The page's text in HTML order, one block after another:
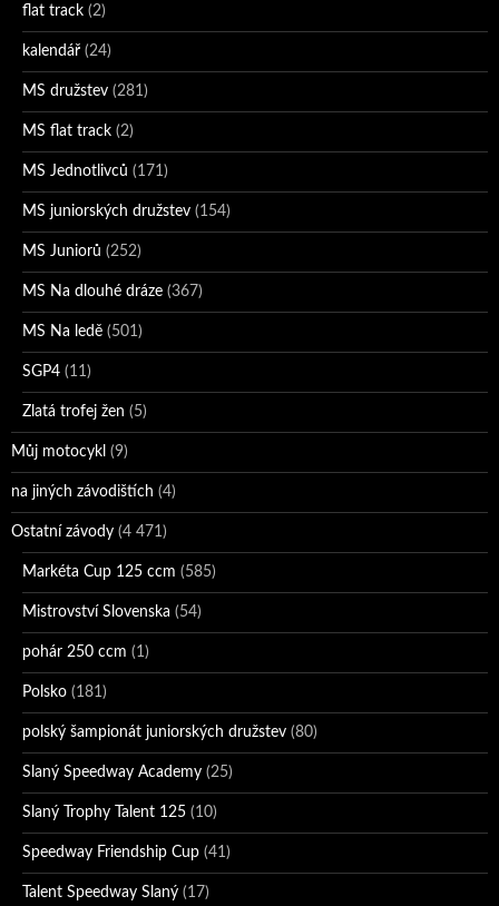
flat track (2)
kalendář (24)
MS družstev (281)
MS flat track (2)
MS Jednotlivců (171)
MS juniorských družstev (154)
MS Juniorů (252)
MS Na dlouhé dráze (367)
MS Na ledě (501)
SGP4 (11)
Zlatá trofej žen (5)
Můj motocykl (9)
na jiných závodištích (4)
Ostatní závody (4 471)
Markéta Cup 125 ccm (585)
Mistrovství Slovenska (54)
pohár 250 ccm (1)
Polsko (181)
polský šampionát juniorských družstev (80)
Slaný Speedway Academy (25)
Slaný Trophy Talent 125 (10)
Speedway Friendship Cup (41)
Talent Speedway Slaný (17)